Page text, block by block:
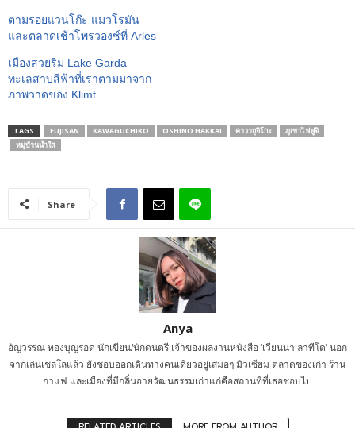
ตามรอยแวนโก๊ะ แมวโรมัน
และตลาดเช้าโพรวองซ์ที่ Arles
เมืองสวยริม Lake Garda
ทะเลสาบสีฟ้าที่เราตามมาจาก
ภาพวาดของ Klimt
TAGS FUJISAN KAWAGUCHIKO OSHINO HAKKAI คาวากุจิโกะ
ภูเขาไฟฟูจิ
หมู่บ้านน้ำใส
Share
Anya
อัญวรรณ ทองบุญรอด นักเขียน/นักดนตรี เจ้าของผลงานหนังสือ 'เวียนนา ลาทีโด' นอก
จากเล่นเชลโลแล้ว ยังชอบออกเดินทางคนเดียวอยู่เสมอๆ มิวเซียม ตลาดของเก่า ร้าน
กาแฟ และเมืองที่มีกลิ่นอายวัฒนธรรมเก่าแก่คือสถานที่ที่เธอชอบไป